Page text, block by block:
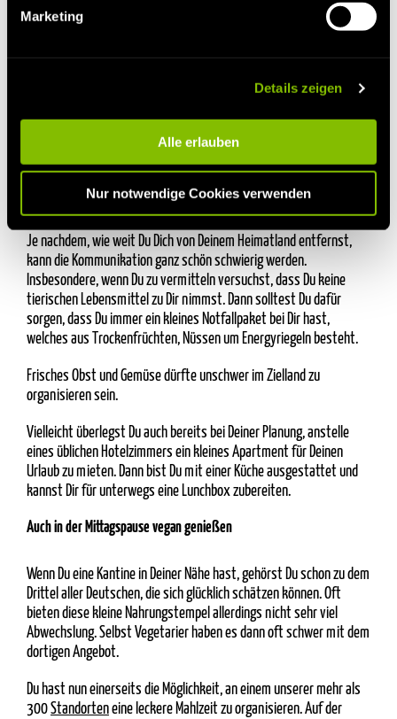
unsererDatenschutzerklärung
Marketing
Details zeigen
Alle erlauben
Nur notwendige Cookies verwenden
ganzen Abend lang nur belächeln und als Spießer darstellen wird.
Frag einfach direkt bei der Einladung, was Du zum hiesigen Buffet
Ob Deine selbstgebackenen Cupcakes vegan sind oder dass Du aus
diesem Grund leckere orientalische Baguettes mit Hummus und
Currypulver vorbeigebracht hast, ist für die anderen Gäste gar
nicht relevant. Ganz im Gegenteil werden sie Dich viel eher im
Vegane Ernährung im Urlaub
Je nachdem, wie weit Du Dich von Deinem Heimatland entfernst,
kann die Kommunikation ganz schön schwierig werden.
Insbesondere, wenn Du zu vermitteln versuchst, dass Du keine
tierischen Lebensmittel zu Dir nimmst. Dann solltest Du dafür
sorgen, dass Du immer ein kleines Notfallpaket bei Dir hast,
welches aus Trockenfrüchten, Nüssen um Energyriegeln besteht.
Frisches Obst und Gemüse dürfte unschwer im Zielland zu
organisieren sein.
Vielleicht überlegst Du auch bereits bei Deiner Planung, anstelle
eines üblichen Hotelzimmers ein kleines Apartment für Deinen
Urlaub zu mieten. Dann bist Du mit einer Küche ausgestattet und
kannst Dir für unterwegs eine Lunchbox zubereiten.
Auch in der Mittagspause vegan genießen
Wenn Du eine Kantine in Deiner Nähe hast, gehörst Du schon zu dem
Drittel aller Deutschen, die sich glücklich schätzen können. Oft
bieten diese kleine Nahrungstempel allerdings nicht sehr viel
Abwechslung. Selbst Vegetarier haben es dann oft schwer mit dem
dortigen Angebot.
Du hast nun einerseits die Möglichkeit, an einem unserer mehr als
300Standorteneine leckere Mahlzeit zu organisieren. Auf der